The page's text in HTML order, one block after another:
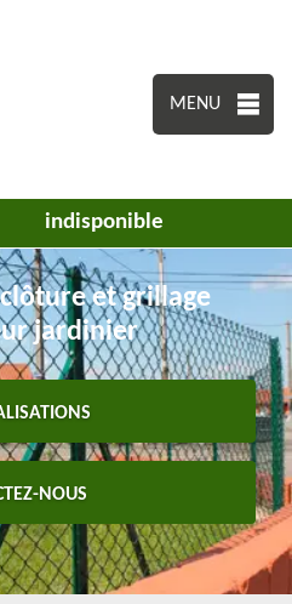
MENU
indisponible
et grillage
jardinier
NOUS